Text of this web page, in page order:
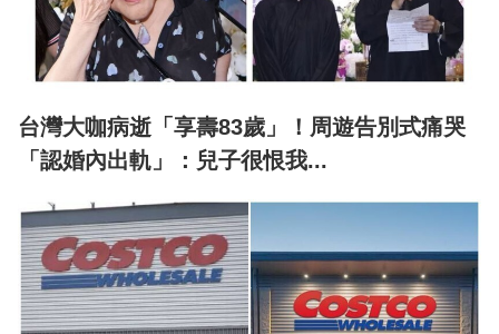
台灣大咖病逝「享壽83歲」！周遊告別式痛哭
「認婚內出軌」：兒子很恨我...